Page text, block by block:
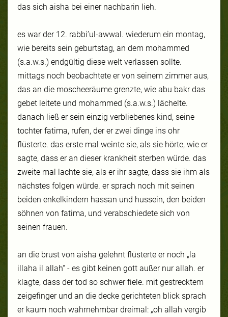
das sich aisha bei einer nachbarin lieh.
es war der 12. rabbi’ul-awwal. wiederum ein montag,
wie bereits sein geburtstag, an dem mohammed
(s.a.w.s.) endgültig diese welt verlassen sollte.
mittags noch beobachtete er von seinem zimmer aus,
das an die moscheeräume grenzte, wie abu bakr das
gebet leitete und mohammed (s.a.w.s.) lächelte.
danach ließ er sein einzig verbliebenes kind, seine
tochter fatima, rufen, der er zwei dinge ins ohr
flüsterte. das erste mal weinte sie, als sie hörte, wie er
sagte, dass er an dieser krankheit sterben würde. das
zweite mal lachte sie, als er ihr sagte, dass sie ihm als
nächstes folgen würde. er sprach noch mit seinen
beiden enkelkindern hassan und hussein, den beiden
söhnen von fatima, und verabschiedete sich von
seinen frauen.
an die brust von aisha gelehnt flüsterte er noch „la
illaha il allah“ - es gibt keinen gott außer nur allah. er
klagte, dass der tod so schwer fiele. mit gestrecktem
zeigefinger und an die decke gerichteten blick sprach
er kaum noch wahrnehmbar dreimal: „oh allah vergib